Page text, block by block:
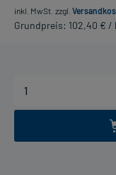
inkl. MwSt. zzgl.
Grundpreis: 102,40 € / l